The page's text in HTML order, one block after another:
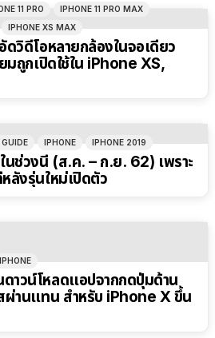
11 PRO
IPHONE 11 PRO MAX
IPHONE XS MAX
วิดีโอหลายกล้องในจอเดียว
มถูกเปิดใช้ใน iPhone XS,
GUIDE IPHONE IPHONE 2019
นช่วงนี้ (ส.ค. – ก.ย. 62) เพราะ
ลังรุ่นใหม่เปิดตัว
IPHONE
าวน์โหลดแอปจากกดปุ่มด้าน
ผ่านแทน สำหรับ iPhone X ขึ้น